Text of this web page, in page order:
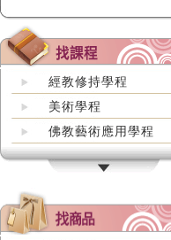
經教修持學程
美術學程
佛教藝術應用學程